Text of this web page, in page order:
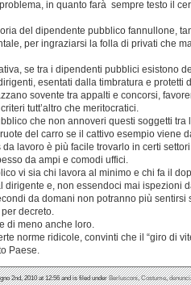
in quanto farà sempre testo il
del dipendente pubblico fannullone,
per ingraziarsi la folla di privati che
se tra i dipendenti pubblici esistono
esentati dalla timbratura e protetti
sovente tra appalti e concorsi,
tutt’altro che meritocratici.
che non annoveri questi soggetti tra
del carro se il cattivo esempio viene
da lavoro è più facile trovarlo in certi
da ampi e comodi uffici.
vi sia chi lavora al minimo e chi fa il
dirigente e, non essendoci mai ispezioni
da domani non potranno più sentirsi
decreto.
di meno anche loro.
norme ridicole, convinti che il “giro di
Paese.
2nd, 2010 at 12:56 and is filed underBerlusconi,Costume,